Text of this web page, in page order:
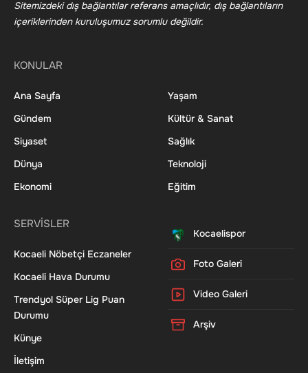
Sitemizdeki dış bağlantılar referans amaçlıdır, dış bağlantıların
içeriklerinden kuruluşumuz sorumlu değildir.
KONULAR
Ana Sayfa
Gündem
Siyaset
Dünya
Ekonomi
Yaşam
Kültür & Sanat
Sağlık
Teknoloji
Eğitim
SERVİSLER
Kocaeli Nöbetçi Eczaneler
Kocaeli Hava Durumu
Trendyol Süper Lig Puan
Durumu
Künye
İletişim
Kocaelispor
Foto Galeri
Video Galeri
Arşiv